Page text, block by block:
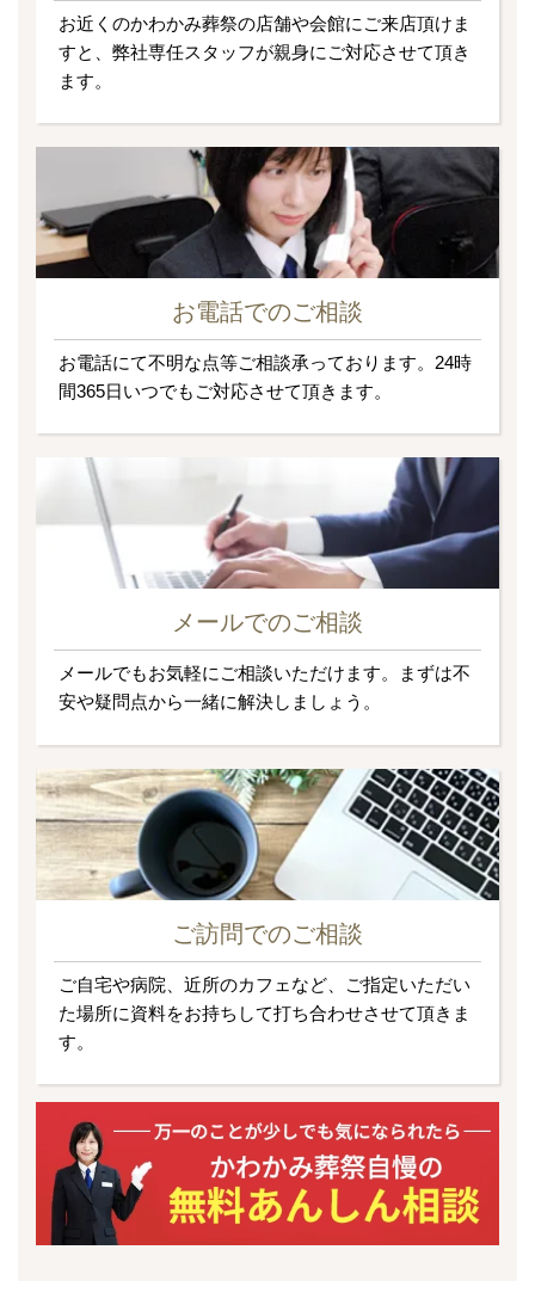
お近くのかわかみ葬祭の店舗や会館にご来店頂けま
すと、弊社専任スタッフが親身にご対応させて頂き
ます。
お電話でのご相談
お電話にて不明な点等ご相談承っております。24時
間365日いつでもご対応させて頂きます。
メールでのご相談
メールでもお気軽にご相談いただけます。まずは不
安や疑問点から一緒に解決しましょう。
ご訪問でのご相談
ご自宅や病院、近所のカフェなど、ご指定いただい
た場所に資料をお持ちして打ち合わせさせて頂きま
す。